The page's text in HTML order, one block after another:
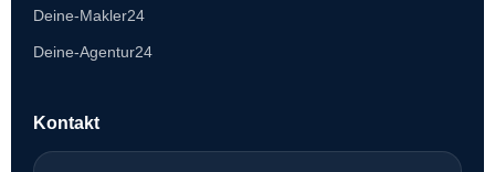
Deine-Makler24
Deine-Agentur24
Kontakt